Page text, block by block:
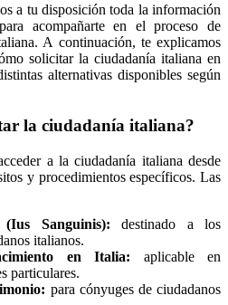
a tu disposición toda la información
acompañarte en el proceso de
A continuación, te explicamos
solicitar la ciudadanía italiana en
alternativas disponibles según
la ciudadanía italiana?
a la ciudadanía italiana desde
y procedimientos específicos. Las
Sanguinis): destinado a los
italianos.
en Italia: aplicable en
particulares.
para cónyuges de ciudadanos